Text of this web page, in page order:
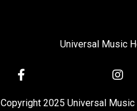
Universal Music
Copyright 2025 Universal Music